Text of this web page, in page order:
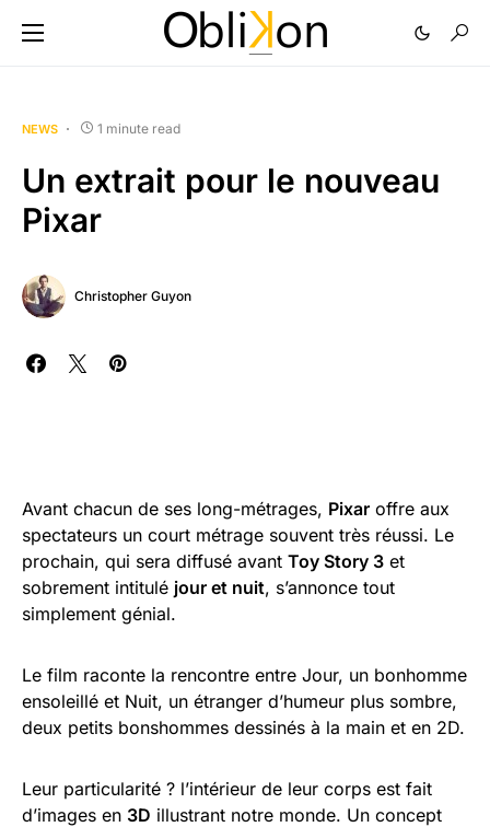
NEWS 1 minute read
Un extrait pour le nouveau
Pixar
Christopher Guyon
Avant chacun de ses long-métrages, Pixar offre aux
spectateurs un court métrage souvent très réussi. Le
prochain, qui sera diffusé avant Toy Story 3 et
sobrement intitulé jour et nuit, s’annonce tout
simplement génial.
Le film raconte la rencontre entre Jour, un bonhomme
ensoleillé et Nuit, un étranger d’humeur plus sombre,
deux petits bonshommes dessinés à la main et en 2D.
Leur particularité ? l’intérieur de leur corps est fait
d’images en 3D illustrant notre monde. Un concept